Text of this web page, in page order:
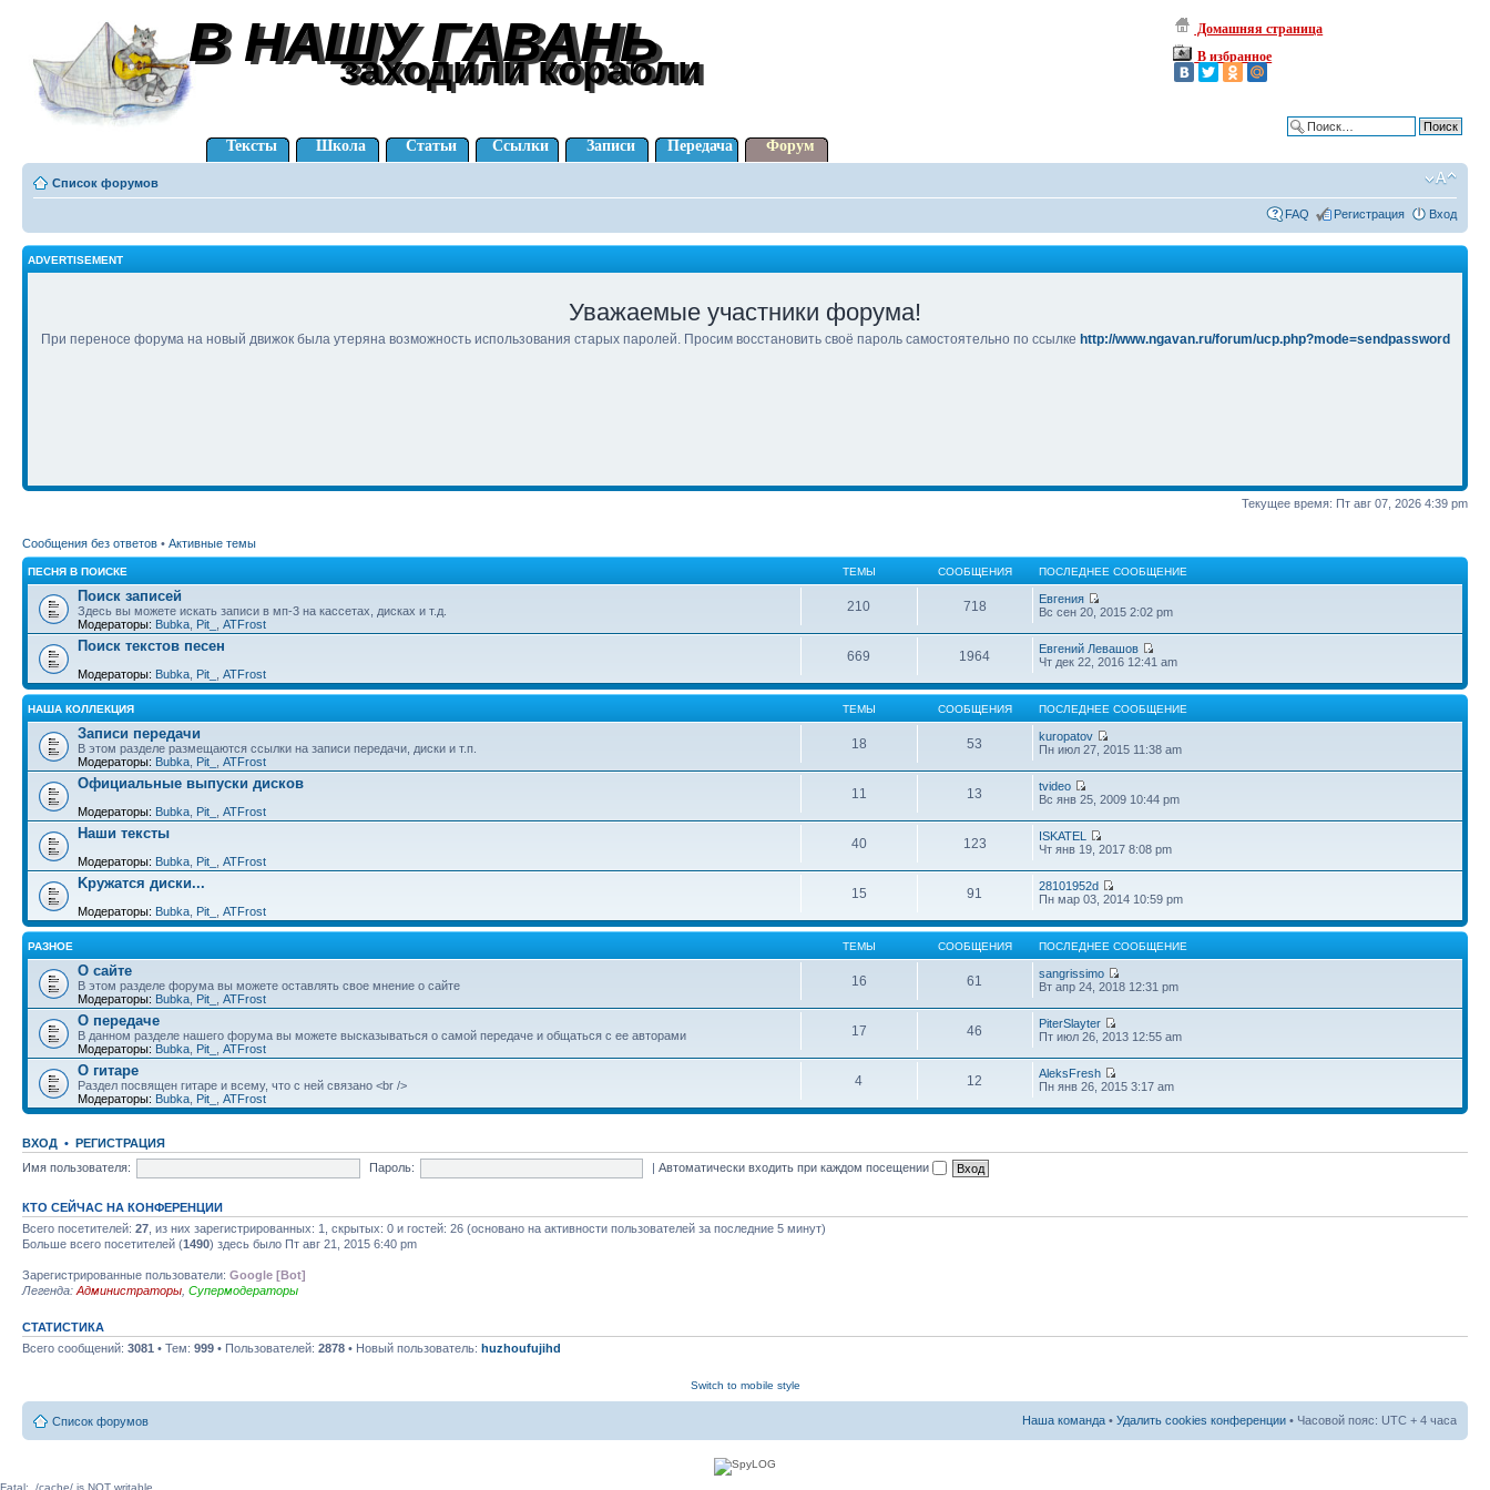
В НАШУ ГАВАНЬ
В НАШУ ГАВАНЬ
заходили корабли
заходили корабли
Домашняя страница
В избранное
Тексты Школа Статьи Ссылки Записи Передача Форум
Список форумов
FAQ Регистрация Вход
ADVERTISEMENT
Уважаемые участники форума!
При переносе форума на новый движок была утеряна возможность использования старых паролей. Просим восстановить своё пароль самостоятельно по ссылке http://www.ngavan.ru/forum/ucp.php?mode=sendpassword
Текущее время: Пт авг 07, 2026 4:39 pm
Сообщения без ответов • Активные темы
ПЕСНЯ В ПОИСКЕ ТЕМЫ СООБЩЕНИЯ ПОСЛЕДНЕЕ СООБЩЕНИЕ
Поиск записей
Здесь вы можете искать записи в мп-3 на кассетах, дисках и т.д.
Модераторы: Bubka Pit_ ATFrost
210 718
Евгения
Вс сен 20, 2015 2:02 pm
Поиск текстов песен
Модераторы: Bubka Pit_ ATFrost
669 1964
Евгений Левашов
Чт дек 22, 2016 12:41 am
НАША КОЛЛЕКЦИЯ ТЕМЫ СООБЩЕНИЯ ПОСЛЕДНЕЕ СООБЩЕНИЕ
Записи передачи
В этом разделе размещаются ссылки на записи передачи, диски и т.п.
Модераторы: Bubka Pit_ ATFrost
18 53
kuropatov
Пн июл 27, 2015 11:38 am
Официальные выпуски дисков
Модераторы: Bubka Pit_ ATFrost
11 13
tvideo
Вс янв 25, 2009 10:44 pm
Наши тексты
Модераторы: Bubka Pit_ ATFrost
40 123
ISKATEL
Чт янв 19, 2017 8:08 pm
Kружатся диски...
Модераторы: Bubka Pit_ ATFrost
15 91
28101952d
Пн мар 03, 2014 10:59 pm
РАЗНОЕ ТЕМЫ СООБЩЕНИЯ ПОСЛЕДНЕЕ СООБЩЕНИЕ
О сайте
В этом разделе форума вы можете оставлять свое мнение о сайте
Модераторы: Bubka Pit_ ATFrost
16 61
sangrissimo
Вт апр 24, 2018 12:31 pm
О передаче
В данном разделе нашего форума вы можете высказываться о самой передаче и общаться с ее авторами
Модераторы: Bubka Pit_ ATFrost
17 46
PiterSlayter
Пт июл 26, 2013 12:55 am
О гитаре
Раздел посвящен гитаре и всему, что с ней связано <br />
Модераторы: Bubka Pit_ ATFrost
4 12
AleksFresh
Пн янв 26, 2015 3:17 am
ВХОД • РЕГИСТРАЦИЯ
Имя пользователя:
Пароль: |Автоматически входить при каждом посещении
КТО СЕЙЧАС НА КОНФЕРЕНЦИИ
Всего посетителей: 27 , из них зарегистрированных: 1, скрытых: 0 и гостей: 26 (основано на активности пользователей за последние 5 минут)
Больше всего посетителей (1490) здесь было Пт авг 21, 2015 6:40 pm
Зарегистрированные пользователи: Google [Bot]
Легенда: Администраторы Супермодераторы
СТАТИСТИКА
Всего сообщений: 3081 • Тем: 999 • Пользователей: 2878 • Новый пользователь: huzhoufujihd
Switch to mobile style
Список форумов Наша команда • Удалить cookies конференции • Часовой пояс: UTC + 4 часа
Fatal: ./cache/ is NOT writable.